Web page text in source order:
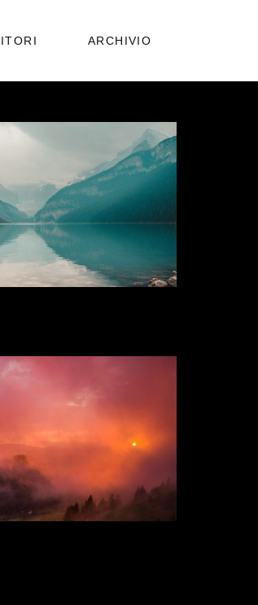
ARCHIVIO
EDIZIONI PRECEDENTI